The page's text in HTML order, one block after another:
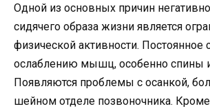
Одной из основных причин
сидячего образа жизни является
физической активности. Постоянное
ослаблению мышц, особенно спины
Появляются проблемы с осанкой,
шейном отделе позвоночника. Кроме